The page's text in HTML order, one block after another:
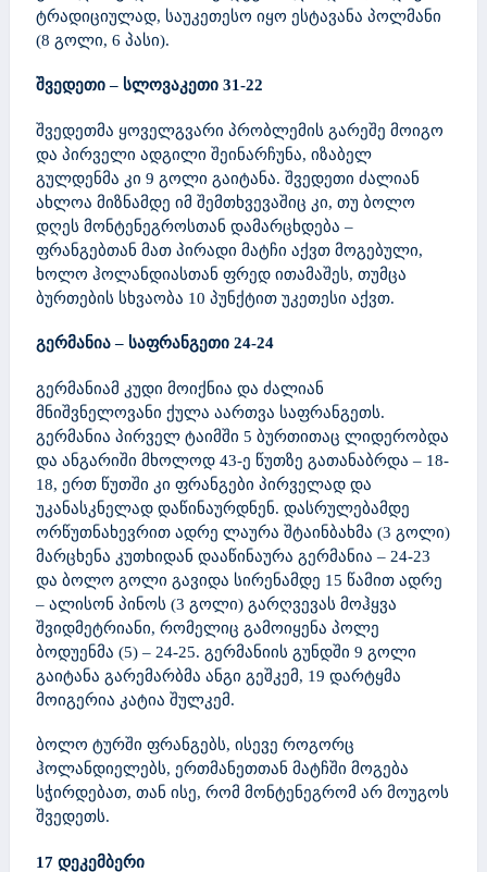
ტრადიციულად, საუკეთესო იყო ესტავანა პოლმანი
(8 გოლი, 6 პასი).
შვედეთი – სლოვაკეთი 31-22
შვედეთმა ყოველგვარი პრობლემის გარეშე მოიგო
და პირველი ადგილი შეინარჩუნა, იზაბელ
გულდენმა კი 9 გოლი გაიტანა. შვედეთი ძალიან
ახლოა მიზნამდე იმ შემთხვევაშიც კი, თუ ბოლო
დღეს მონტენეგროსთან დამარცხდება –
ფრანგებთან მათ პირადი მატჩი აქვთ მოგებული,
ხოლო ჰოლანდიასთან ფრედ ითამაშეს, თუმცა
ბურთების სხვაობა 10 პუნქტით უკეთესი აქვთ.
გერმანია – საფრანგეთი 24-24
გერმანიამ კუდი მოიქნია და ძალიან
მნიშვნელოვანი ქულა აართვა საფრანგეთს.
გერმანია პირველ ტაიმში 5 ბურთითაც ლიდერობდა
და ანგარიში მხოლოდ 43-ე წუთზე გათანაბრდა – 18-
18, ერთ წუთში კი ფრანგები პირველად და
უკანასკნელად დაწინაურდნენ. დასრულებამდე
ორწუთნახევრით ადრე ლაურა შტაინბახმა (3 გოლი)
მარცხენა კუთხიდან დააწინაურა გერმანია – 24-23
და ბოლო გოლი გავიდა სირენამდე 15 წამით ადრე
– ალისონ პინოს (3 გოლი) გარღვევას მოჰყვა
შვიდმეტრიანი, რომელიც გამოიყენა პოლე
ბოდუენმა (5) – 24-25. გერმანიის გუნდში 9 გოლი
გაიტანა გარემარბმა ანგი გეშკემ, 19 დარტყმა
მოიგერია კატია შულკემ.
ბოლო ტურში ფრანგებს, ისევე როგორც
ჰოლანდიელებს, ერთმანეთთან მატჩში მოგება
სჭირდებათ, თან ისე, რომ მონტენეგრომ არ მოუგოს
შვედეთს.
17 დეკემბერი